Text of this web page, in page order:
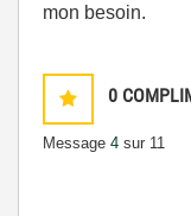
mon besoin.
0
Message 4 sur 11